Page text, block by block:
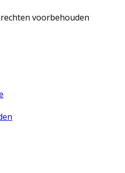
voorbehouden